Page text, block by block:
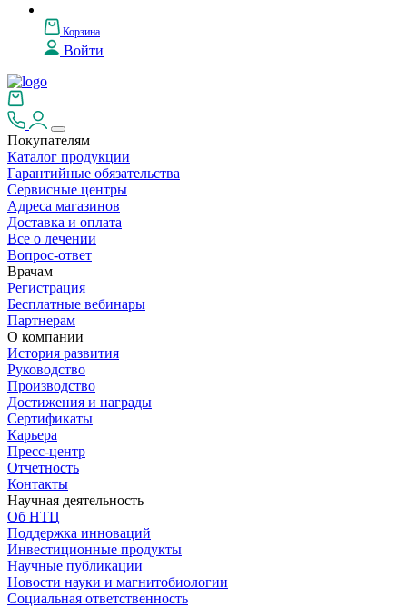
Корзина
Войти
Покупателям
Каталог продукции
Гарантийные обязательства
Сервисные центры
Адреса магазинов
Доставка и оплата
Все о лечении
Вопрос-ответ
Врачам
Регистрация
Бесплатные вебинары
Партнерам
О компании
История развития
Руководство
Производство
Достижения и награды
Сертификаты
Карьера
Пресс-центр
Отчетность
Контакты
Научная деятельность
Об НТЦ
Поддержка инноваций
Инвестиционные продукты
Научные публикации
Новости науки и магнитобиологии
Социальная ответственность